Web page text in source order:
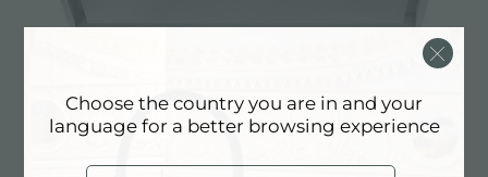
抽油烟机 Peraria inox
Choose the country you are in and your
language for a better browsing experience